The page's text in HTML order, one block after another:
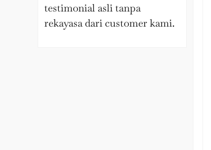
testimonial asli tanpa
rekayasa dari customer kami.